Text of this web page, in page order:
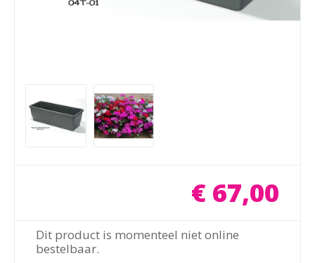
€ 67,00
Dit product is momenteel niet online
bestelbaar.